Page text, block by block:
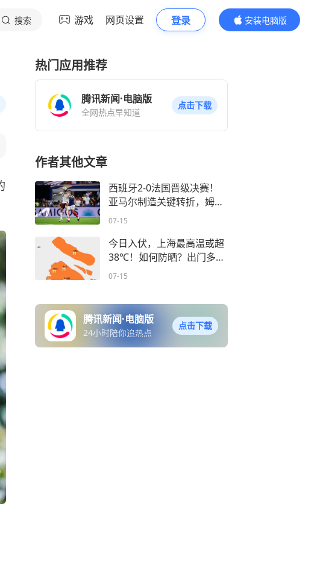
搜索 游戏 网页设置 登录
安装电脑版
内容更精彩
热门应用推荐
腾讯新闻·电脑版
全网热点早知道
点击下载
作者其他文章
西班牙2-0法国晋级决赛！
亚马尔制造关键转折，姆巴
佩0射正
07-15
今日入伏，上海最高温或超
38℃！如何防晒？出门多穿
红色衣服！
07-15
腾讯新闻·电脑版
24小时陪你追热点
点击下载